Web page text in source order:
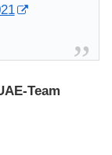
Team